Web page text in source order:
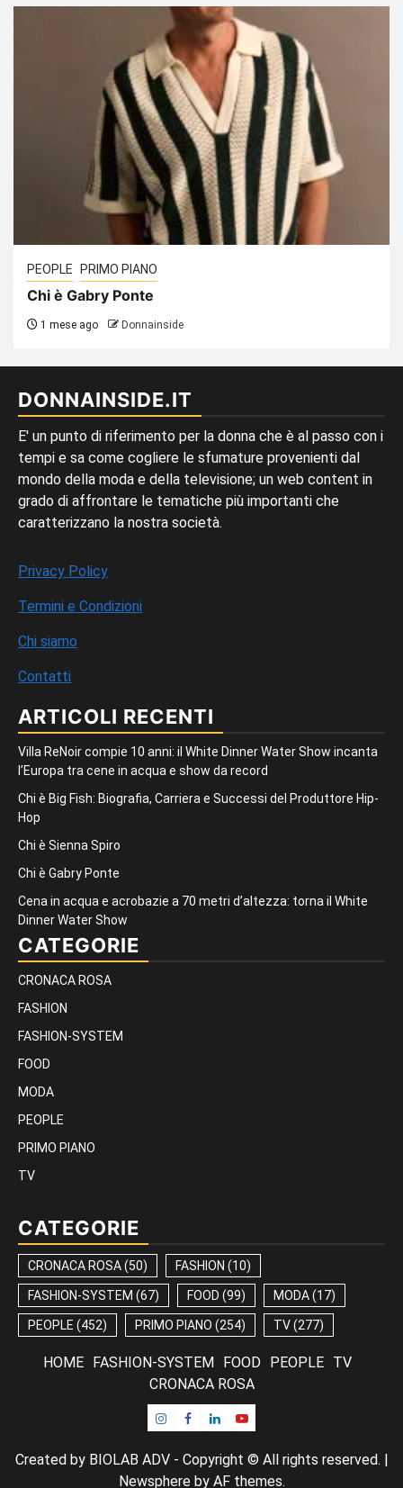
PEOPLE PRIMO PIANO
Chi è Gabry Ponte
1 mese ago Donnainside
DONNAINSIDE.IT
E' un punto di riferimento per la donna che è al passo con i
tempi e sa come cogliere le sfumature provenienti dal
mondo della moda e della televisione; un web content in
grado di affrontare le tematiche più importanti che
caratterizzano la nostra società.
Privacy Policy
Termini e Condizioni
Chi siamo
Contatti
ARTICOLI RECENTI
Villa ReNoir compie 10 anni: il White Dinner Water Show incanta
l’Europa tra cene in acqua e show da record
Chi è Big Fish: Biografia, Carriera e Successi del Produttore Hip-
Hop
Chi è Sienna Spiro
Chi è Gabry Ponte
Cena in acqua e acrobazie a 70 metri d’altezza: torna il White
Dinner Water Show
CATEGORIE
CRONACA ROSA
FASHION
FASHION-SYSTEM
FOOD
MODA
PEOPLE
PRIMO PIANO
TV
CATEGORIE
CRONACA ROSA(50) FASHION (10)
FASHION-SYSTEM (67) FOOD (99) MODA(17)
PEOPLE (452) PRIMO PIANO (254) TV(277)
HOME FASHION-SYSTEM FOOD PEOPLE
TV
CRONACA ROSA
Instagram
Facebook
LinkedinYoutube
Created by BIOLAB ADV - Copyright © All rights reserved. |
Newsphereby AF themes.